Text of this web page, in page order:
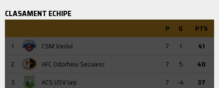
CLASAMENT ECHIPE
P G
PTS
1
CSM Vaslui 7 1
41
2
AFC Odorheiu Secuiesc 7 5
40
3
ACS USV Iaşi 7 -4
37